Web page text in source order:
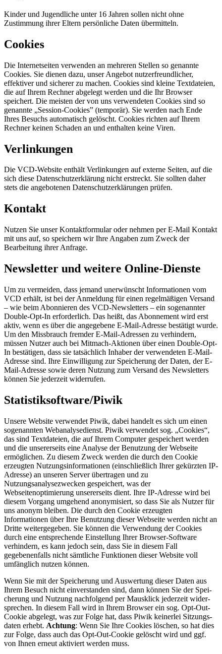
Kinder und Jugendliche unter 16 Jahren sollen nicht ohne
Zustimmung ihrer Eltern persönliche Daten übermitteln.
Cookies
Die Internetseiten verwenden an mehreren Stellen so genannte
Cookies. Sie dienen dazu, unser Angebot nutzerfreundlicher,
effektiver und sicherer zu machen. Cookies sind kleine Textdateien,
die auf Ihrem Rechner abgelegt werden und die Ihr Browser
speichert. Die meisten der von uns verwendeten Cookies sind so
genannte „Session-Cookies” (temporär). Sie werden nach Ende
Ihres Besuchs automatisch gelöscht. Cookies richten auf Ihrem
Rechner keinen Schaden an und enthalten keine Viren.
Verlinkungen
Die VCD-Website enthält Verlinkungen auf externe Seiten, auf die
sich diese Datenschutzerklärung nicht erstreckt. Sie sollten daher
stets die angebotenen Datenschutzerklärungen prüfen.
Kontakt
Nutzen Sie unser Kontaktformular oder nehmen per E-Mail Kontakt
mit uns auf, so speichern wir Ihre Angaben zum Zweck der
Bearbeitung ihrer Anfrage.
Newsletter und weitere Online-Dienste
Um zu vermeiden, dass jemand unerwünscht Informationen vom
VCD erhält, ist bei der Anmeldung für einen regelmäßigen Versand
– wie beim Abonnieren des VCD-Newsletters – ein sogenannter
Double-Opt-In erforderlich. Das heißt, das Abonnement wird erst
aktiv, wenn es über die angegebene E-Mail-Adresse bestätigt wurde.
Um den Missbrauch fremder E-Mail-Adressen zu verhindern,
müssen Nutzer auch bei Mitmach-Aktionen über einen Double-Opt-
In bestätigen, dass sie tatsächlich Inhaber der verwendeten E-Mail-
Adresse sind. Ihre Einwilligung zur Speicherung der Daten, der E-
Mail-Adresse sowie deren Nutzung zum Versand des Newsletters
können Sie jederzeit widerrufen.
Statistiksoftware/Piwik
Unsere Website verwendet Piwik, dabei handelt es sich um einen
sogenannten Webanalysedienst. Piwik verwendet sog. „Cookies“,
das sind Textdateien, die auf Ihrem Computer gespeichert werden
und die unsererseits eine Analyse der Benutzung der Webseite
ermöglichen. Zu diesem Zweck werden die durch den Cookie
erzeugten Nutzungsinformationen (einschließlich Ihrer gekürzten IP-
Adresse) an unseren Server übertragen und zu
Nutzungsanalysezwecken gespeichert, was der
Webseitenoptimierung unsererseits dient. Ihre IP-Adresse wird bei
diesem Vorgang umge­hend anony­mi­siert, so dass Sie als Nutzer für
uns anonym bleiben. Die durch den Cookie erzeugten
Informationen über Ihre Benutzung dieser Webseite werden nicht an
Dritte weitergegeben. Sie können die Verwendung der Cookies
durch eine entsprechende Einstellung Ihrer Browser-Software
verhindern, es kann jedoch sein, dass Sie in diesem Fall
gegebenenfalls nicht sämtliche Funktionen dieser Website voll
umfänglich nutzen können.
Wenn Sie mit der Spei­che­rung und Aus­wer­tung die­ser Daten aus
Ihrem Besuch nicht ein­ver­stan­den sind, dann kön­nen Sie der Spei­
che­rung und Nut­zung nachfolgend per Maus­klick jederzeit wider­
spre­chen. In diesem Fall wird in Ihrem Browser ein sog. Opt-Out-
Cookie abgelegt, was zur Folge hat, dass Piwik kei­ner­lei Sit­zungs­
da­ten erhebt. Achtung: Wenn Sie Ihre Cookies löschen, so hat dies
zur Folge, dass auch das Opt-Out-Cookie gelöscht wird und ggf.
von Ihnen erneut aktiviert werden muss.